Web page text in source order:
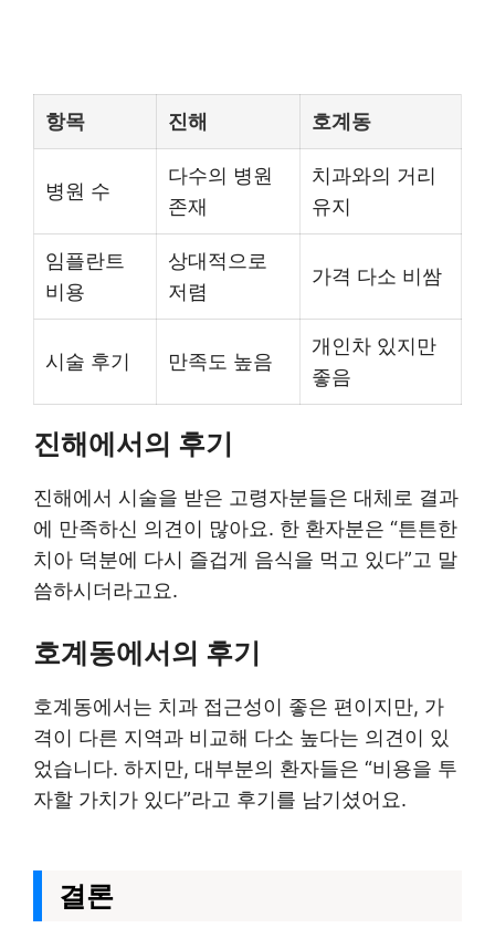
항목 진해 호계동
병원 수
다수의 병원
존재
치과와의 거리
유지
임플란트
비용
상대적으로
저렴
가격 다소 비쌈
시술 후기 만족도 높음
개인차 있지만
좋음
진해에서의 후기
진해에서 시술을 받은 고령자분들은 대체로 결과
에 만족하신 의견이 많아요. 한 환자분은 “튼튼한
치아 덕분에 다시 즐겁게 음식을 먹고 있다”고 말
씀하시더라고요.
호계동에서의 후기
호계동에서는 치과 접근성이 좋은 편이지만, 가
격이 다른 지역과 비교해 다소 높다는 의견이 있
었습니다. 하지만, 대부분의 환자들은 “비용을 투
자할 가치가 있다”라고 후기를 남기셨어요.
결론